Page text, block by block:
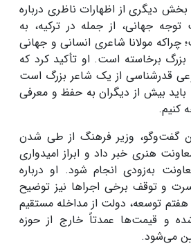
دیگری از اظهارات ناظری درباره
جهانی، از جمله در ترکیه، به
چراکه مولانا شاعری انسانی و جهانی
بزرگ برخاسته است. او تأکید کرد که
قدرشناسی از یک شاعر بزرگ است
بیش از دیگران به حفظ و معرفی
کنیم.
گفت‌وگو، وزیر فرهنگ از طی شدن
هنری خبر داد و ابراز امیدواری
به‌زودی انجام شود. او درباره
و توقف برخی اجراها نیز توضیح
هفتم توسعه، دولت از مداخله مستقیم
و قیمت‌ها عمدتاً خارج از حوزه
می‌شود.